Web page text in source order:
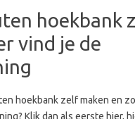
hoekbank
vind je de
hoekbank zelf maken en
Klik dan als eerste hier,